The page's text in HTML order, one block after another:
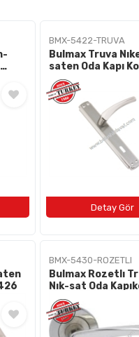
BMX-5422-TRUVA
Bulmax Truva
saten Oda Kapı
Bmx-5422
BMX-5430-ROZETLI
Bulmax Rozetlı
Nık-sat Oda
Bmx-5430